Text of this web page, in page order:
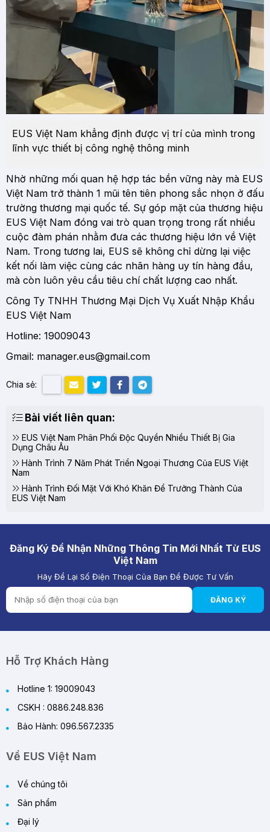
EUS Việt Nam khẳng định được vị trí của mình trong
lĩnh vực thiết bị công nghệ thông minh
Nhờ những mối quan hệ hợp tác bền vững này mà EUS
Việt Nam trở thành 1 mũi tên tiên phong sắc nhọn ở đấu
trường thương mại quốc tế. Sự góp mặt của thương hiệu
EUS Việt Nam đóng vai trò quan trọng trong rất nhiều
cuộc đàm phán nhằm đưa các thương hiệu lớn về Việt
Nam. Trong tương lai, EUS sẽ không chỉ dừng lại việc
kết nối làm việc cùng các nhãn hàng uy tín hàng đầu,
mà còn luôn yêu cầu tiêu chí chất lượng cao nhất.
Công Ty TNHH Thương Mại Dịch Vụ Xuất Nhập Khẩu
EUS Việt Nam
Hotline: 19009043
Gmail: manager.eus@gmail.com
Chia sẻ:
Bài viết liên quan:
EUS Việt Nam Phân Phối Độc Quyền Nhiều Thiết Bị Gia
Dụng Châu Âu
Hành Trình 7 Năm Phát Triển Ngoại Thương Của EUS Việt
Nam
Hành Trình Đối Mặt Với Khó Khăn Để Trưởng Thành Của
EUS Việt Nam
Đăng Ký Để Nhận Những Thông Tin Mới Nhất Từ EUS
Việt Nam
Hãy Để Lại Số Điện Thoại Của Bạn Để Được Tư Vấn
ĐĂNG KÝ
Hỗ Trợ Khách Hàng
Hotline 1: 19009043
CSKH : 0886.248.836
Bảo Hành: 096.567.2335
Về EUS Việt Nam
Về chúng tôi
Sản phẩm
Đại lý